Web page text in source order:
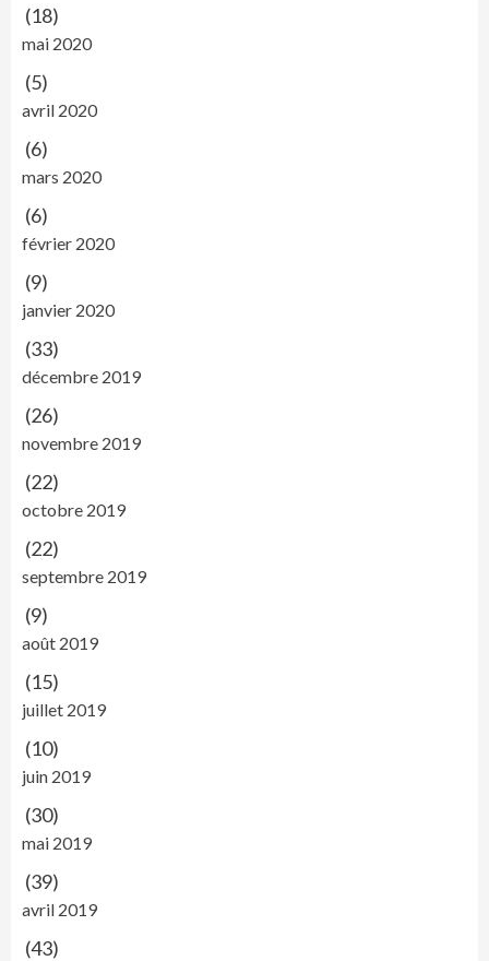
(18)
mai 2020
(5)
avril 2020
(6)
mars 2020
(6)
février 2020
(9)
janvier 2020
(33)
décembre 2019
(26)
novembre 2019
(22)
octobre 2019
(22)
septembre 2019
(9)
août 2019
(15)
juillet 2019
(10)
juin 2019
(30)
mai 2019
(39)
avril 2019
(43)